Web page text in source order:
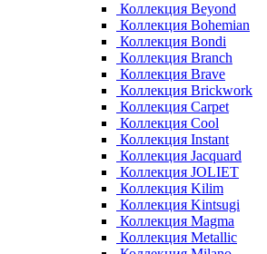
Коллекция Beyond
Коллекция Bohemian
Коллекция Bondi
Коллекция Branch
Коллекция Brave
Коллекция Brickwork
Коллекция Carpet
Коллекция Cool
Коллекция Instant
Коллекция Jacquard
Коллекция JOLIET
Коллекция Kilim
Коллекция Kintsugi
Коллекция Magma
Коллекция Metallic